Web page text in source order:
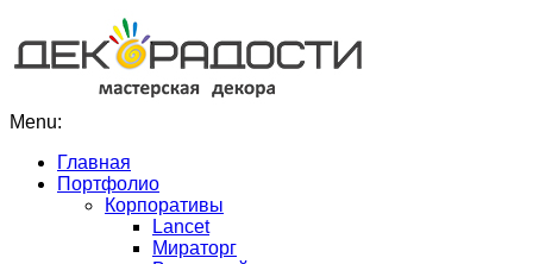
Menu:
Главная
Портфолио
Корпоративы
Lancet
Мираторг